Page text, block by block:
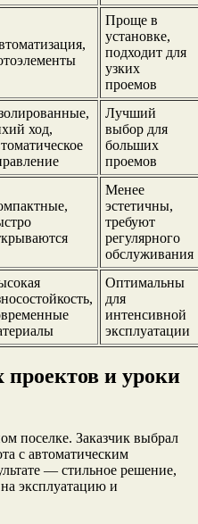
Проще в
установке,
подходит для
узких
проемов
ход,
Лучший
выбор для
больших
проемов
Менее
эстетичны,
требуют
регулярного
обслуживания
Оптимальны
для
интенсивной
эксплуатации
и уроки
поселке. Заказчик выбрал
с автоматическим
— стильное решение,
эксплуатацию и